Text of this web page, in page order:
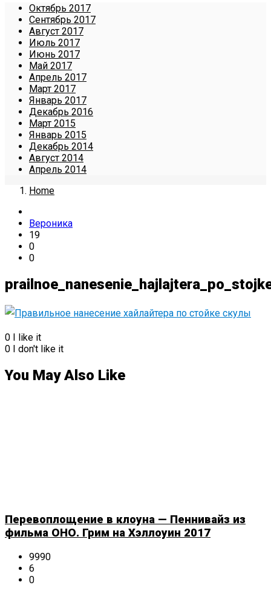
Октябрь 2017
Сентябрь 2017
Август 2017
Июль 2017
Июнь 2017
Май 2017
Апрель 2017
Март 2017
Январь 2017
Декабрь 2016
Март 2015
Январь 2015
Декабрь 2014
Август 2014
Апрель 2014
Home
Вероника
19
0
0
0 I like it
0 I don't like it
You May Also Like
Перевоплощение в клоуна — Пеннивайз из
фильма ОНО. Грим на Хэллоуин 2017
9990
6
0